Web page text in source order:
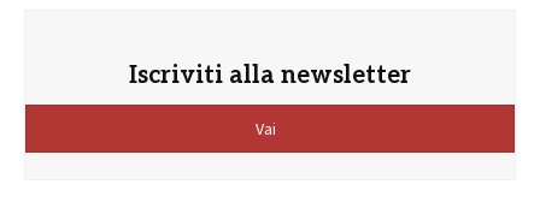
Iscriviti alla newsletter
Vai